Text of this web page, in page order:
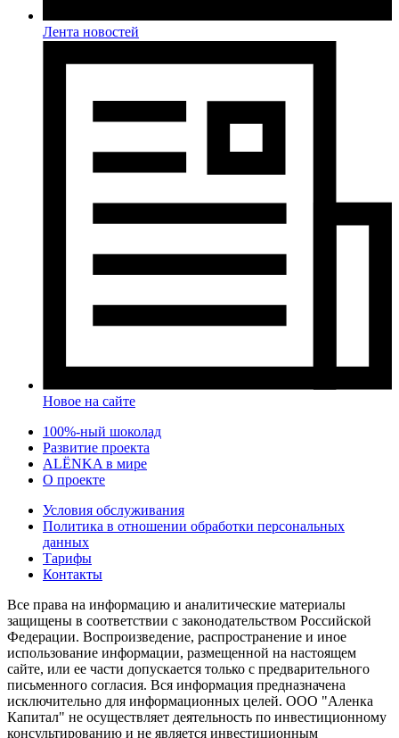
Лента новостей
Новое на сайте
100%-ный шоколад
Развитие проекта
ALЁNKA в мире
О проекте
Условия обслуживания
Политика в отношении обработки персональных
данных
Тарифы
Контакты
Все права на информацию и аналитические материалы
защищены в соответствии с законодательством Российской
Федерации. Воспроизведение, распространение и иное
использование информации, размещенной на настоящем
сайте, или ее части допускается только с предварительного
письменного согласия. Вся информация предназначена
исключительно для информационных целей. ООО "Аленка
Капитал" не осуществляет деятельность по инвестиционному
консультированию и не является инвестиционным